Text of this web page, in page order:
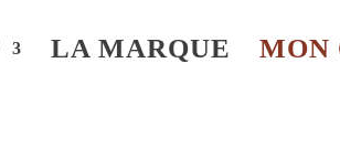
LA MARQUE MON